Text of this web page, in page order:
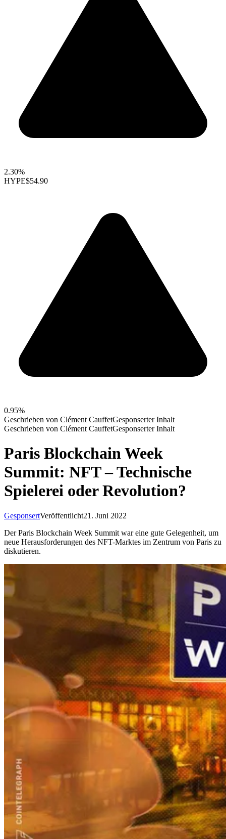
2.30%
HYPE$54.90
0.95%
Geschrieben von Clément CauffetGesponserter Inhalt
Geschrieben von Clément CauffetGesponserter Inhalt
Paris Blockchain Week
Summit: NFT – Technische
Spielerei oder Revolution?
GesponsertVeröffentlicht21. Juni 2022
Der Paris Blockchain Week Summit war eine gute Gelegenheit, um
neue Herausforderungen des NFT-Marktes im Zentrum von Paris zu
diskutieren.